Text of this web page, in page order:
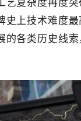
艺复杂度再度
史上技术难度
的各类历史线索